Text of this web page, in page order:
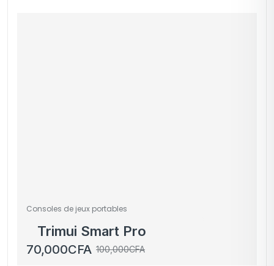
Consoles de jeux portables
Trimui Smart Pro
100,000CFA
70,000CFA